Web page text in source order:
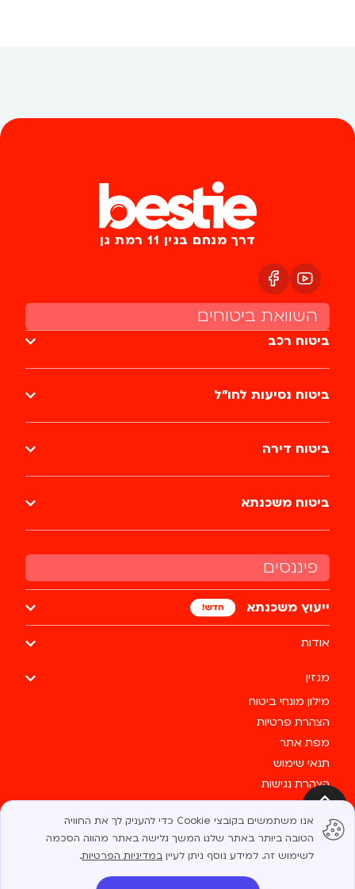
אנו משתמשים בקובצי Cookie כדי להעניק לך את החוויה
הטובה ביותר באתר שלנו. המשך גלישה באתר מהווה הסכמה
לשימוש זה. למידע נוסף ניתן לעיין במדיניות הפרטיות.
פיננסים
ייעוץ משכנתא
אודות
מגזין
מילון מונחי ביטוח
הצהרת פרטיות
מפת אתר
תנאי שימוש
הצהרת נגישות
צרו קשר
דרך מנחם בגין 11 רמת גן
השוואת ביטוחים
ביטוח רכב
ביטוח נסיעות לחו״ל
ביטוח דירה
ביטוח משכנתא
כל הזכויות שמורות לבסטי @ 2025